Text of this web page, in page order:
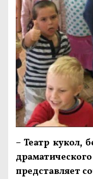
– Театр кукол,
представляет